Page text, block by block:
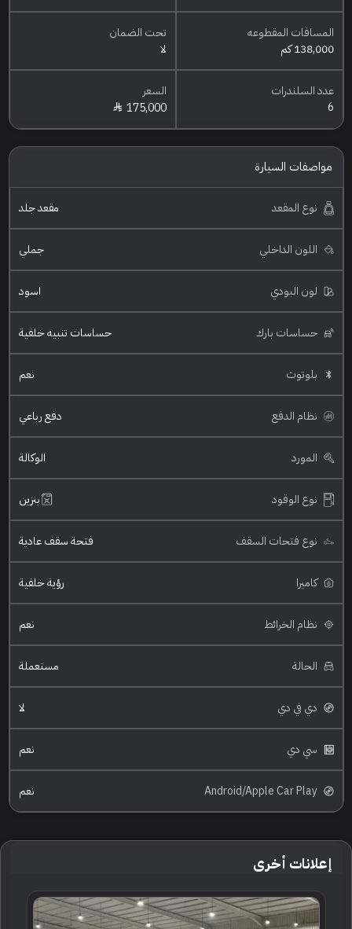
المسافات المقطوعه
138,000 كم
تحت الضمان
لا
عدد السلندرات
6
السعر
175,000
مواصفات السيارة
نوع المقعد مقعد جلد
اللون الداخلي جملي
لون البودي اسود
حساسات بارك حساسات تنبيه خلفية
بلوتوث نعم
نظام الدفع دفع رباعي
المورد الوكالة
نوع الوقود بنزين
نوع فتحات السقف فتحة سقف عادية
كاميرا رؤية خلفية
نظام الخرائط نعم
الحالة مستعملة
دي في دي لا
سي دي نعم
Android/Apple Car Play نعم
إعلانات أخرى